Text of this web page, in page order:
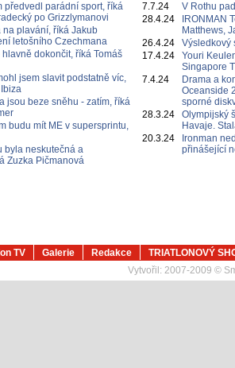
předvedl parádní sport, říká
po Grizzlymanovi
na plavání, říká Jakub
letošního Czechmana
dokončit, říká Tomáš
jsem slavit podstatně víc,
jsou beze sněhu - zatím, říká
budu mít ME v supersprintu,
byla neskutečná a
Zuzka Pičmanová
7.7.24
V Rothu
28.4.24
IRONMAN
Matthews,
26.4.24
Výsledkový
17.4.24
Youri
Singapore
7.4.24
Drama a
Oceanside
sporné
28.3.24
Olympijský
Havaje.
20.3.24
Ironman
přinášející
TV Galerie Redakce
TRIATLONOVÝ
Vytvořil: 2007-2009 ©